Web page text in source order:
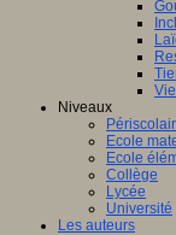
Niveaux
Ecole
Ecole
Collège
Lycée
Université
Les auteurs